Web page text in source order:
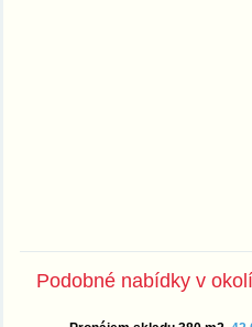
Podobné nabídky v okolí